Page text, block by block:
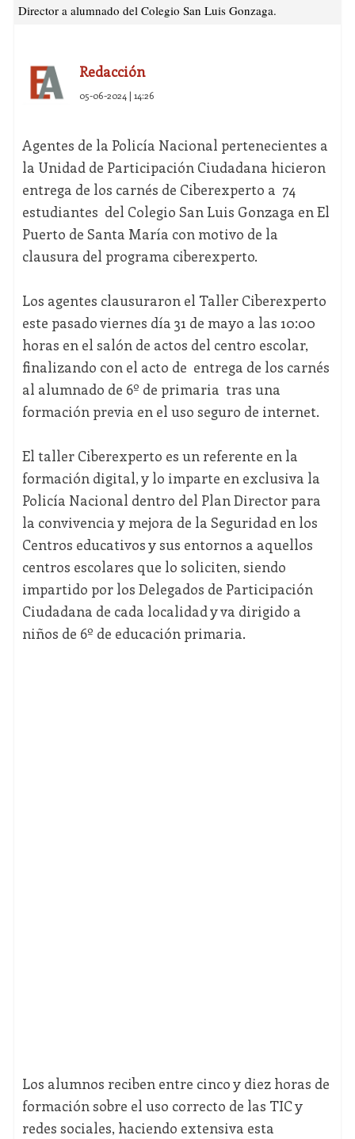
Director a alumnado del Colegio San Luis Gonzaga.
Redacción
05-06-2024 | 14:26
Agentes de la Policía Nacional pertenecientes a
la Unidad de Participación Ciudadana hicieron
entrega de los carnés de Ciberexperto a 74
estudiantes del Colegio San Luis Gonzaga en El
Puerto de Santa María con motivo de la
clausura del programa ciberexperto.
Los agentes clausuraron el Taller Ciberexperto
este pasado viernes día 31 de mayo a las 10:00
horas en el salón de actos del centro escolar,
finalizando con el acto de entrega de los carnés
al alumnado de 6º de primaria tras una
formación previa en el uso seguro de internet.
El taller Ciberexperto es un referente en la
formación digital, y lo imparte en exclusiva la
Policía Nacional dentro del Plan Director para
la convivencia y mejora de la Seguridad en los
Centros educativos y sus entornos a aquellos
centros escolares que lo soliciten, siendo
impartido por los Delegados de Participación
Ciudadana de cada localidad y va dirigido a
niños de 6º de educación primaria.
Los alumnos reciben entre cinco y diez horas de
formación sobre el uso correcto de las TIC y
redes sociales, haciendo extensiva esta